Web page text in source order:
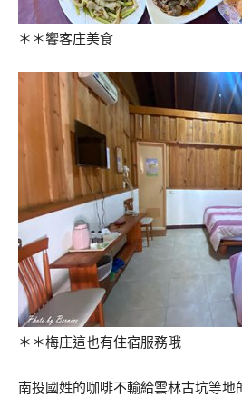
＊＊饗客庄美食
＊＊梅庄這也有住宿服務哦
南投國姓的咖啡不輸給雲林古坑等地